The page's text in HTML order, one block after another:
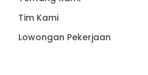
Tim Kami
Lowongan Pekerjaan